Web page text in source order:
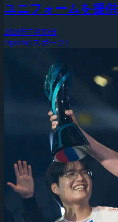
ユニフォームを提供
2026年7月30日
esports(eスポーツ)